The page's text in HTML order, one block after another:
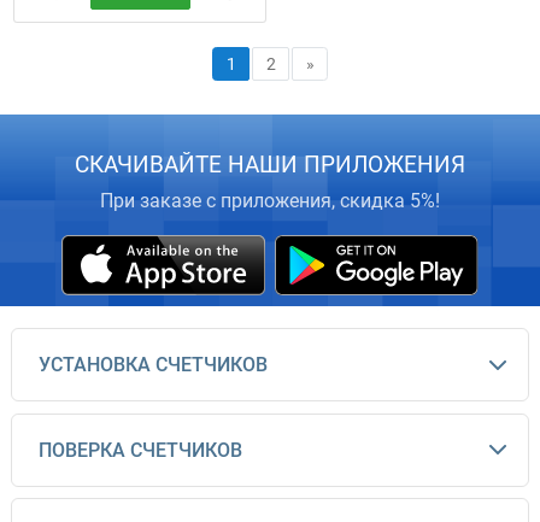
1 2 »
СКАЧИВАЙТЕ НАШИ ПРИЛОЖЕНИЯ
При заказе с приложения, скидка 5%!
УСТАНОВКА СЧЕТЧИКОВ
ПОВЕРКА СЧЕТЧИКОВ